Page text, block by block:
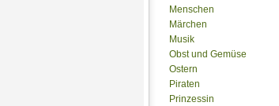
Menschen
Märchen
Musik
Obst und Gemüse
Ostern
Piraten
Prinzessin